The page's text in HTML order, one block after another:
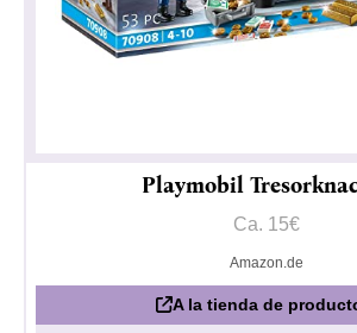
Playmobil
Ca. 15€
Amazon.de
A la tienda de